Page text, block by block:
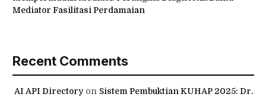
Mediator Fasilitasi Perdamaian
Recent Comments
AI API Directoryon Sistem Pembuktian KUHAP 2025: Dr.